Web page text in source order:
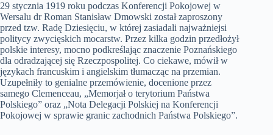
29 stycznia 1919 roku podczas Konferencji Pokojowej w
Wersalu dr Roman Stanisław Dmowski został zaproszony
przed tzw. Radę Dziesięciu, w której zasiadali najważniejsi
politycy zwycięskich mocarstw. Przez kilka godzin przedłożył
polskie interesy, mocno podkreślając znaczenie Poznańskiego
dla odradzającej się Rzeczpospolitej. Co ciekawe, mówił w
językach francuskim i angielskim tłumacząc na przemian.
Uzupełniły to genialne przemówienie, docenione przez
samego Clemenceau, „Memorjał o terytorium Państwa
Polskiego” oraz „Nota Delegacji Polskiej na Konferencji
Pokojowej w sprawie granic zachodnich Państwa Polskiego”.